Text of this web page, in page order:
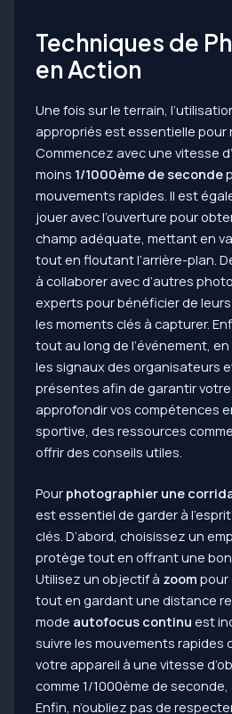
Techniques de
en Action
Une fois sur le terrain,
appropriés est essentielle pour
Commencez avec une vitesse
moins 1/1000ème de seconde
mouvements rapides. Il est
jouer avec l’ouverture pour
champ adéquate, mettant en
tout en floutant l’arrière-plan.
à collaborer avec d’autres
experts pour bénéficier de
les moments clés à capturer.
tout au long de l’événement,
les signaux des organisateurs
présentes afin de garantir
approfondir vos compétences
sportive, des ressources comme
offrir des conseils utiles.
Pour photographier une
est essentiel de garder à
clés. D’abord, choisissez un
protège tout en offrant une
Utilisez un objectif à zoom pour
tout en gardant une distance
mode autofocus continu est
suivre les mouvements rapides
votre appareil à une vitesse
comme 1/1000ème de
Enfin, n’oubliez pas de